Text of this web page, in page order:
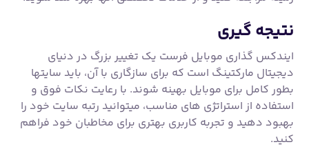
نتیجه گیری
ایندکس گذاری موبایل فرست یک تغییر بزرگ در دنیای
دیجیتال مارکتینگ است که برای سازگاری با آن، باید سایتها
بطور کامل برای موبایل بهینه شوند. با رعایت نکات فوق و
استفاده از استراتژی های مناسب، میتوانید رتبه سایت خود را
بهبود دهید و تجربه کاربری بهتری برای مخاطبان خود فراهم
کنید.